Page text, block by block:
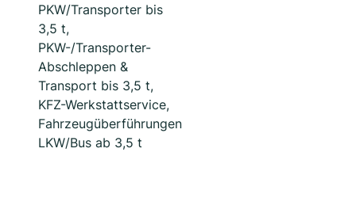
PKW/Transporter bis
3,5 t,
PKW-/Transporter-
Abschleppen &
Transport bis 3,5 t,
KFZ-Werkstattservice,
Fahrzeugüberführungen
LKW/Bus ab 3,5 t